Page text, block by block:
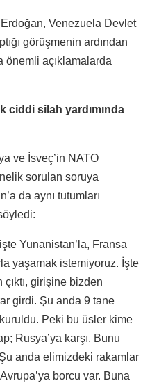
Venezuela Devlet
görüşmenin ardından
önemli açıklamalarda
ciddi silah yardımında
ve İsveç’in NATO
sorulan soruya
da aynı tutumları
Yunanistan’la, Fransa
yaşamak istemiyoruz. İşte
girişine bizden
girdi. Şu anda 9 tane
Peki bu üsler kime
Rusya’ya karşı. Bunu
anda elimizdeki rakamlar
borcu var. Buna